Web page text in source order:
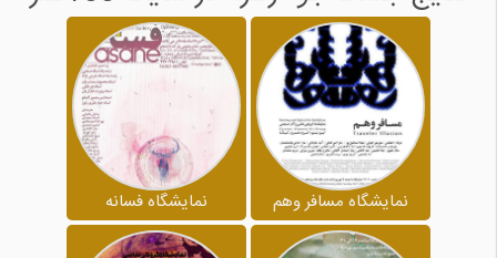
نمایشگاه مسافر وهم نمایشگاه فسانه